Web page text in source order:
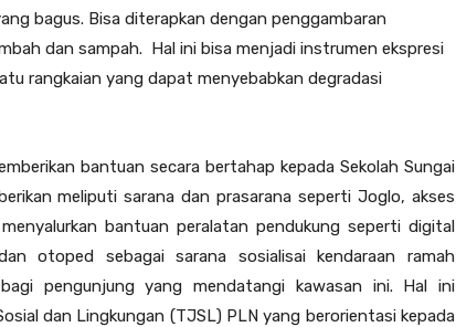
bagus. Bisa diterapkan dengan penggambaran
dan sampah. Hal ini bisa menjadi instrumen ekspresi
rangkaian yang dapat menyebabkan degradasi
bantuan secara bertahap kepada Sekolah Sungai
meliputi sarana dan prasarana seperti Joglo, akses
bantuan peralatan pendukung seperti digital
otoped sebagai sarana sosialisai kendaraan ramah
pengunjung yang mendatangi kawasan ini. Hal ini
dan Lingkungan (TJSL) PLN yang berorientasi kepada